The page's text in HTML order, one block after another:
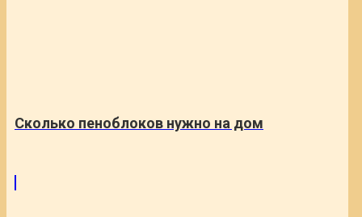
Сколько пеноблоков нужно на дом